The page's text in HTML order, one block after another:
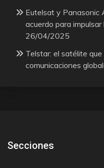
Eutelsat y Panasonic
acuerdo para
26/04/2025
Telstar: el satélite
comunicaciones
Secciones